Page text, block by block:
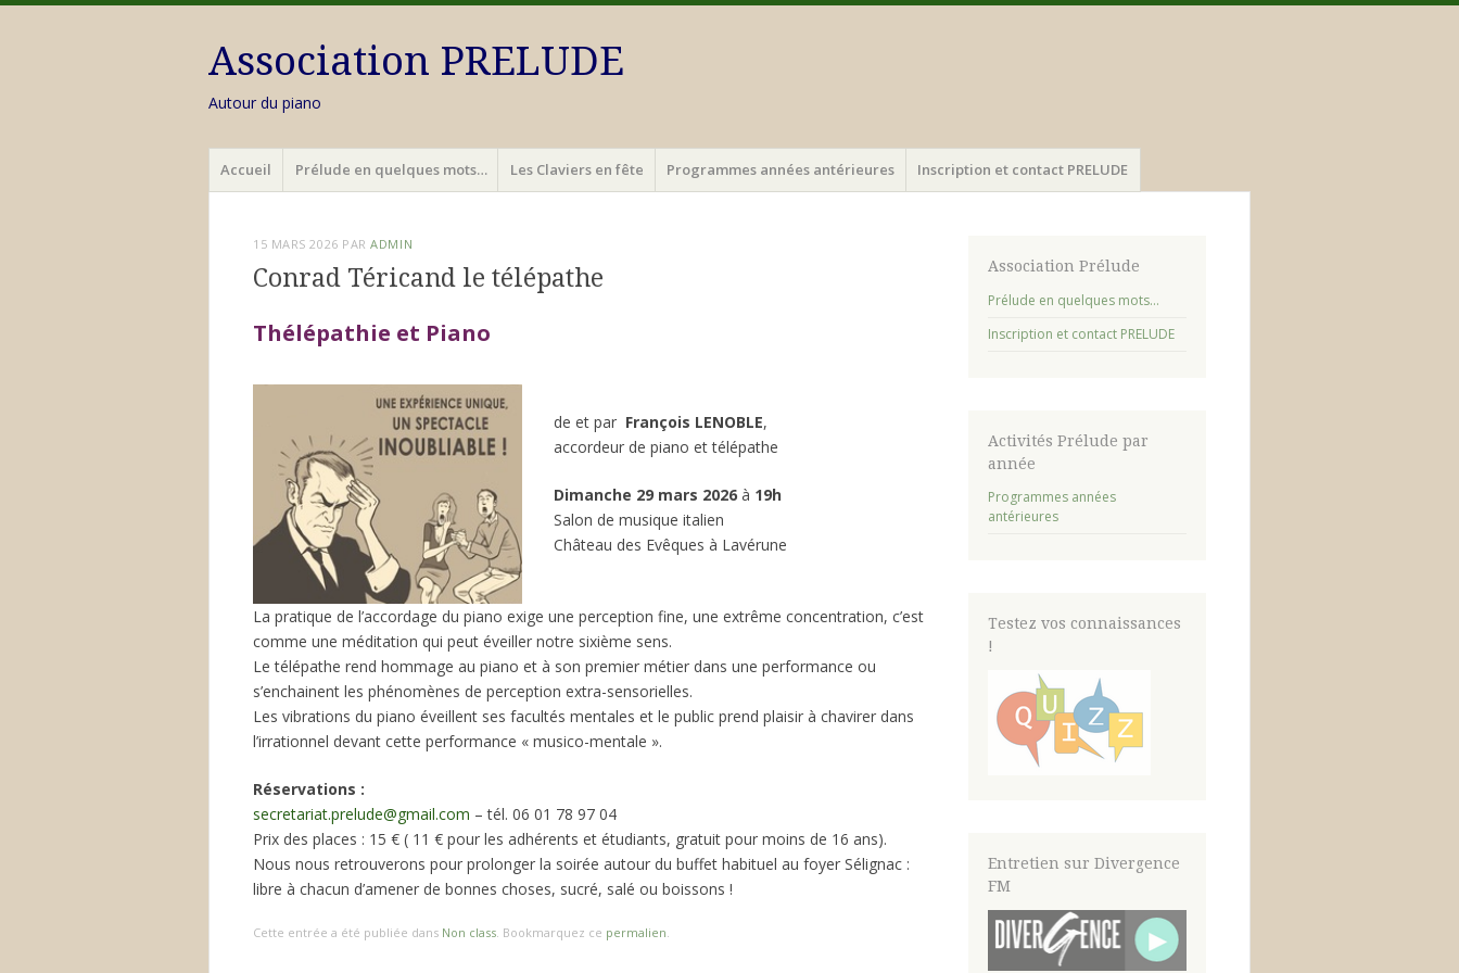
Association PRELUDE
Autour du piano
Menu
Aller
au
Accueil Prélude en quelques mots… Les Claviers en fête Programmes années antérieures Inscription et contact PRELUDE
15 MARS 2026 PARADMIN
Conrad Téricand le télépathe
Thélépathie et Piano
de et par François LENOBLE,
accordeur de piano et télépathe
Dimanche 29 mars 2026à 19h
Salon de musique italien
Château des Evêques à Lavérune
La pratique de l’accordage du piano exige une perception fine, une extrême concentration, c’est
comme une méditation qui peut éveiller notre sixième sens.
Le télépathe rend hommage au piano et à son premier métier dans une performance ou
s’enchainent les phénomènes de perception extra-sensorielles.
Les vibrations du piano éveillent ses facultés mentales et le public prend plaisir à chavirer dans
l’irrationnel devant cette performance « musico-mentale ».
Réservations :
secretariat.prelude@gmail.com – tél. 06 01 78 97 04
Prix des places : 15 € ( 11 € pour les adhérents et étudiants, gratuit pour moins de 16 ans).
Nous nous retrouverons pour prolonger la soirée autour du buffet habituel au foyer Sélignac :
libre à chacun d’amener de bonnes choses, sucré, salé ou boissons !
Cette entrée a été publiée dans Non class . Bookmarquez ce permalien
Association Prélude
Prélude en quelques mots…
Inscription et contact PRELUDE
Activités Prélude par
année
Programmes années
antérieures
Testez vos connaissances
!
Entretien sur Divergence
FM